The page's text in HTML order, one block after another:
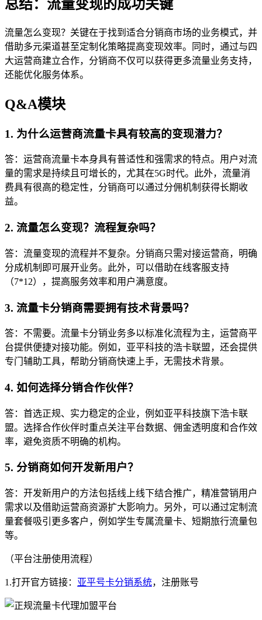
总结：流量变现的成功关键
流量怎么变现？关键在于找到适合分销商市场的业务模式，并
借助多元渠道甚至定制化策略提高变现效率。同时，通过与四
大运营商建立合作，分销商不仅可以获得更多流量业务支持，
还能优化服务体系。
Q&A模块
1. 为什么运营商流量卡具有较高的变现潜力？
答：运营商流量卡本身具有普适性和强需求的特点。用户对流
量的需求是持续且可增长的，尤其在5G时代。此外，流量消
费具有很高的稳定性，分销商可以通过分佣机制获得长期收
益。
2. 流量怎么变现？流程复杂吗？
答：流量变现的流程并不复杂。分销商只需对接运营商，明确
分成机制即可展开业务。此外，可以借助在线客服支持
（7*12），提高服务效率和用户满意度。
3. 流量卡分销商需要拥有技术背景吗？
答：不需要。流量卡分销业务多以标准化流程为主，运营商平
台提供便捷对接功能。例如，亚平科技的浩卡联盟，还会提供
专门辅助工具，帮助分销商快速上手，无需技术背景。
4. 如何选择分销合作伙伴？
答：首选正规、实力稳定的企业，例如亚平科技旗下浩卡联
盟。选择合作伙伴时重点关注平台数据、佣金透明度和合作效
率，避免资质不明确的机构。
5. 分销商如何开发新用户？
答：开发新用户的方法包括线上线下结合推广，精准营销用户
需求以及借助运营商资源扩大影响力。另外，可以通过定制流
量套餐吸引更多客户，例如学生专属流量卡、短期旅行流量包
等。
（平台注册使用流程）
1.打开官方链接： 亚平号卡分销系统，注册账号